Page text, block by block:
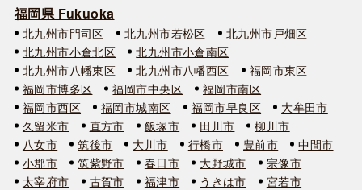
福岡県 Fukuoka
北九州市門司区 北九州市若松区
北九州市戸畑区
北九州市小倉北区
北九州市小倉南区
北九州市八幡東区
北九州市八幡西区
福岡市東区
福岡市博多区
福岡市中央区
福岡市南区
福岡市西区
福岡市城南区 福岡市早良区
大牟田市
久留米市
直方市 飯塚市 田川市
柳川市
八女市
筑後市 大川市 行橋市 豊前市
中間市
小郡市
筑紫野市 春日市 大野城市
宗像市
太宰府市
古賀市 福津市 うきは市
宮若市